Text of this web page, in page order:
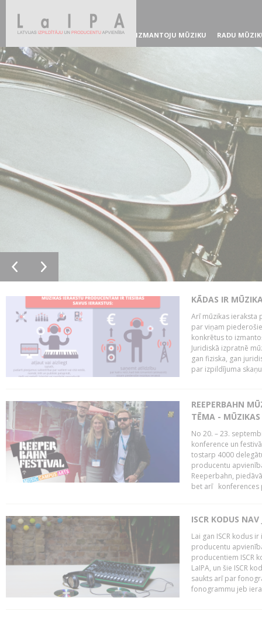
IZMANTOJU MŪZIKU RADU
KĀDAS IR
Arī mūzikas ieraksta
par viņam
konkrētus to
Juridiskā izpratnē
gan fiziska, gan
par izpildījuma
REEPERBAHN
TĒMA -
No 20. – 23.
konference un
tostarp 4000
producentu
Reeperbahn,
bet arī konferences
ISCR KODUS
Lai gan ISCR kodus
producentu
producentiem ISCR
LaIPA, un šie ISCR
saukts arī par
fonogrammu jeb